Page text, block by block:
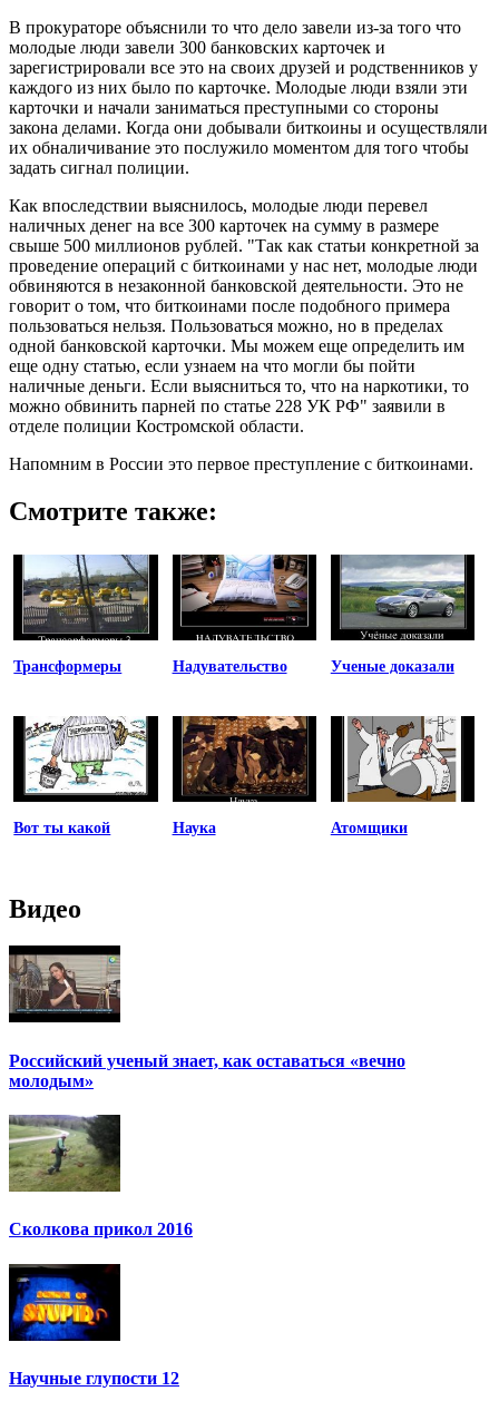
В прокураторе объяснили то что дело завели из-за того что
молодые люди завели 300 банковских карточек и
зарегистрировали все это на своих друзей и родственников у
каждого из них было по карточке. Молодые люди взяли эти
карточки и начали заниматься преступными со стороны
закона делами. Когда они добывали биткоины и осуществляли
их обналичивание это послужило моментом для того чтобы
задать сигнал полиции.
Как впоследствии выяснилось, молодые люди перевел
наличных денег на все 300 карточек на сумму в размере
свыше 500 миллионов рублей. "Так как статьи конкретной за
проведение операций с биткоинами у нас нет, молодые люди
обвиняются в незаконной банковской деятельности. Это не
говорит о том, что биткоинами после подобного примера
пользоваться нельзя. Пользоваться можно, но в пределах
одной банковской карточки. Мы можем еще определить им
еще одну статью, если узнаем на что могли бы пойти
наличные деньги. Если выясниться то, что на наркотики, то
можно обвинить парней по статье 228 УК РФ" заявили в
отделе полиции Костромской области.
Напомним в России это первое преступление с биткоинами.
Смотрите также:
Трансформеры Надувательство Ученые доказали
Вот ты какой Наука Атомщики
Видео
Российский ученый знает, как оставаться «вечно
молодым»
Сколкова прикол 2016
Научные глупости 12